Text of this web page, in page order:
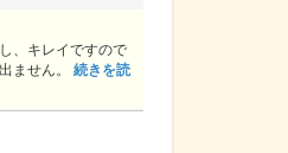
、キレイですので
ません。 続きを読